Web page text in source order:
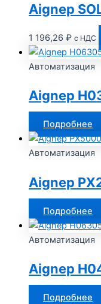
Aignep
1 196,26 ₽ с НДС
Автоматизация
Aignep
Подробнее
Автоматизация
Aignep
Подробнее
Автоматизация
Aignep
Подробнее